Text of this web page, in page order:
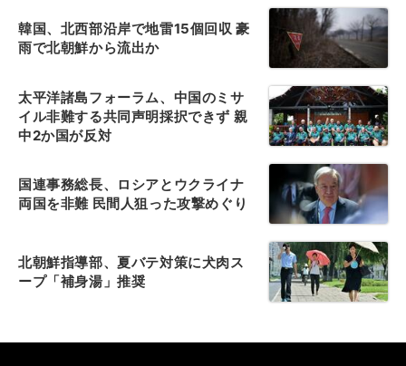
韓国、北西部沿岸で地雷15個回収 豪
雨で北朝鮮から流出か
太平洋諸島フォーラム、中国のミサ
イル非難する共同声明採択できず 親
中2か国が反対
国連事務総長、ロシアとウクライナ
両国を非難 民間人狙った攻撃めぐり
北朝鮮指導部、夏バテ対策に犬肉ス
ープ「補身湯」推奨